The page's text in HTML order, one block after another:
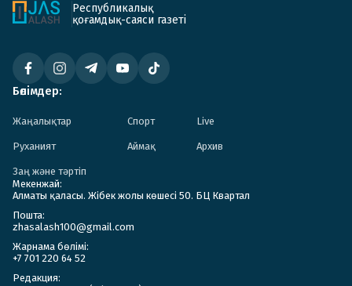
Республикалық
қоғамдық-саяси газеті
Бөлімдер:
Жаңалықтар Спорт Live
Руханият Аймақ Архив
Заң және тәртіп
Мекенжай:
Алматы қаласы. Жібек жолы көшесі 50. БЦ Квартал
Пошта:
zhasalash100@gmail.com
Жарнама бөлімі:
+7 701 220 64 52
Редакция: